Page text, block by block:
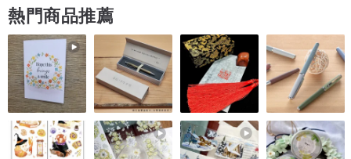
變質～
⭕純手工製作，不可能每一個都一模一樣!!!
⭕因每台螢幕的顏色顯示有異，故照片與實物會有色差。
⭕若有任何問題，歡迎詢問。
❤️時尚創意來自於生活之中，
熱門商品推薦